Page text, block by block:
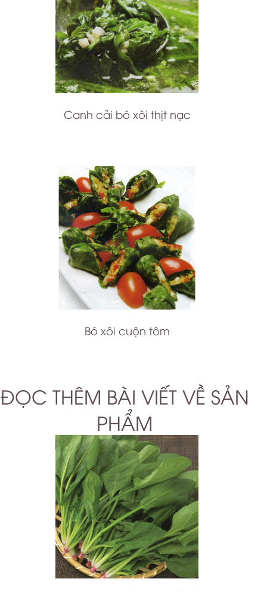
Canh cải bó xôi thịt nạc
Bó xôi cuộn tôm
ĐỌC THÊM BÀI VIẾT VỀ SẢN
PHẨM